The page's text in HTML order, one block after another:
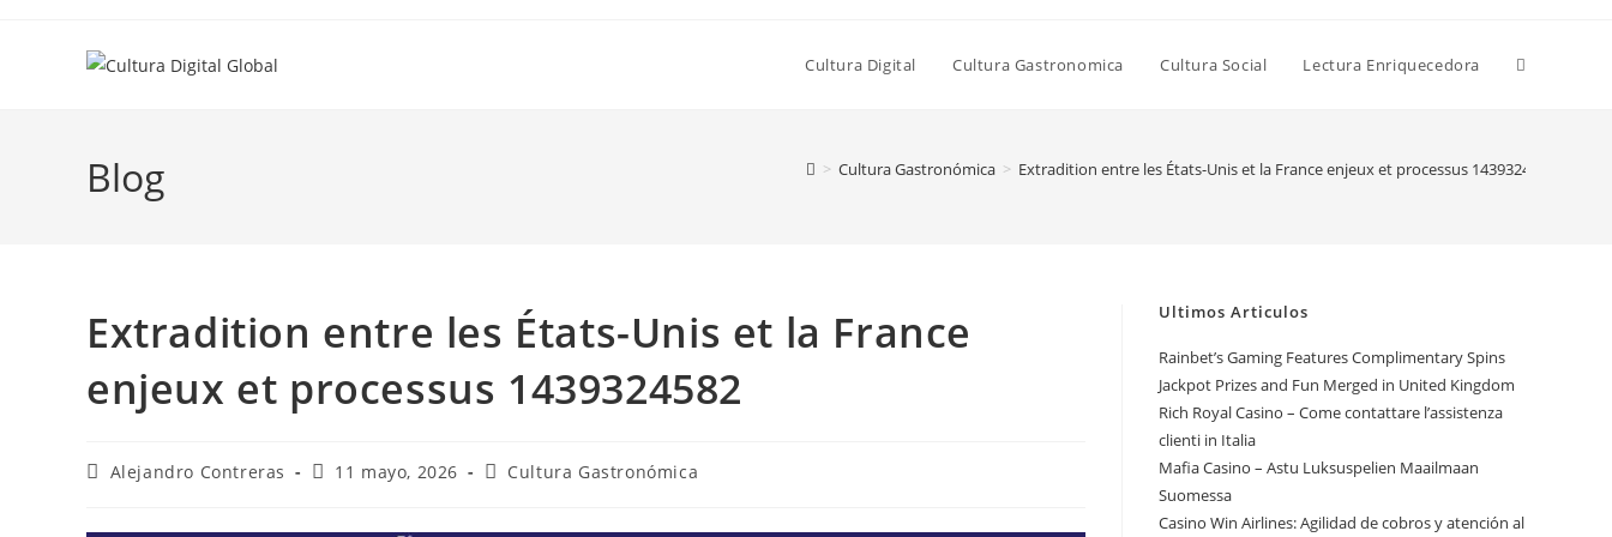
Cultura Digital Cultura Gastronomica Cultura Social Lectura Enriquecedora Alternar
Blog > Cultura Gastronómica > Extradition entre les États-Unis et la France enjeux et processus 1439324582
Extradition entre les États-Unis et la France
enjeux et processus 1439324582
AutorAlejandro Contreras
Entrada
11 mayo, 2026
Categoría
Cultura Gastronómica
Ultimos Articulos
Rainbet’s Gaming Features Complimentary Spins
Jackpot Prizes and Fun Merged in United Kingdom
Rich Royal Casino – Come contattare l’assistenza
clienti in Italia
Mafia Casino – Astu Luksuspelien Maailmaan
Suomessa
Casino Win Airlines: Agilidad de cobros y atención al